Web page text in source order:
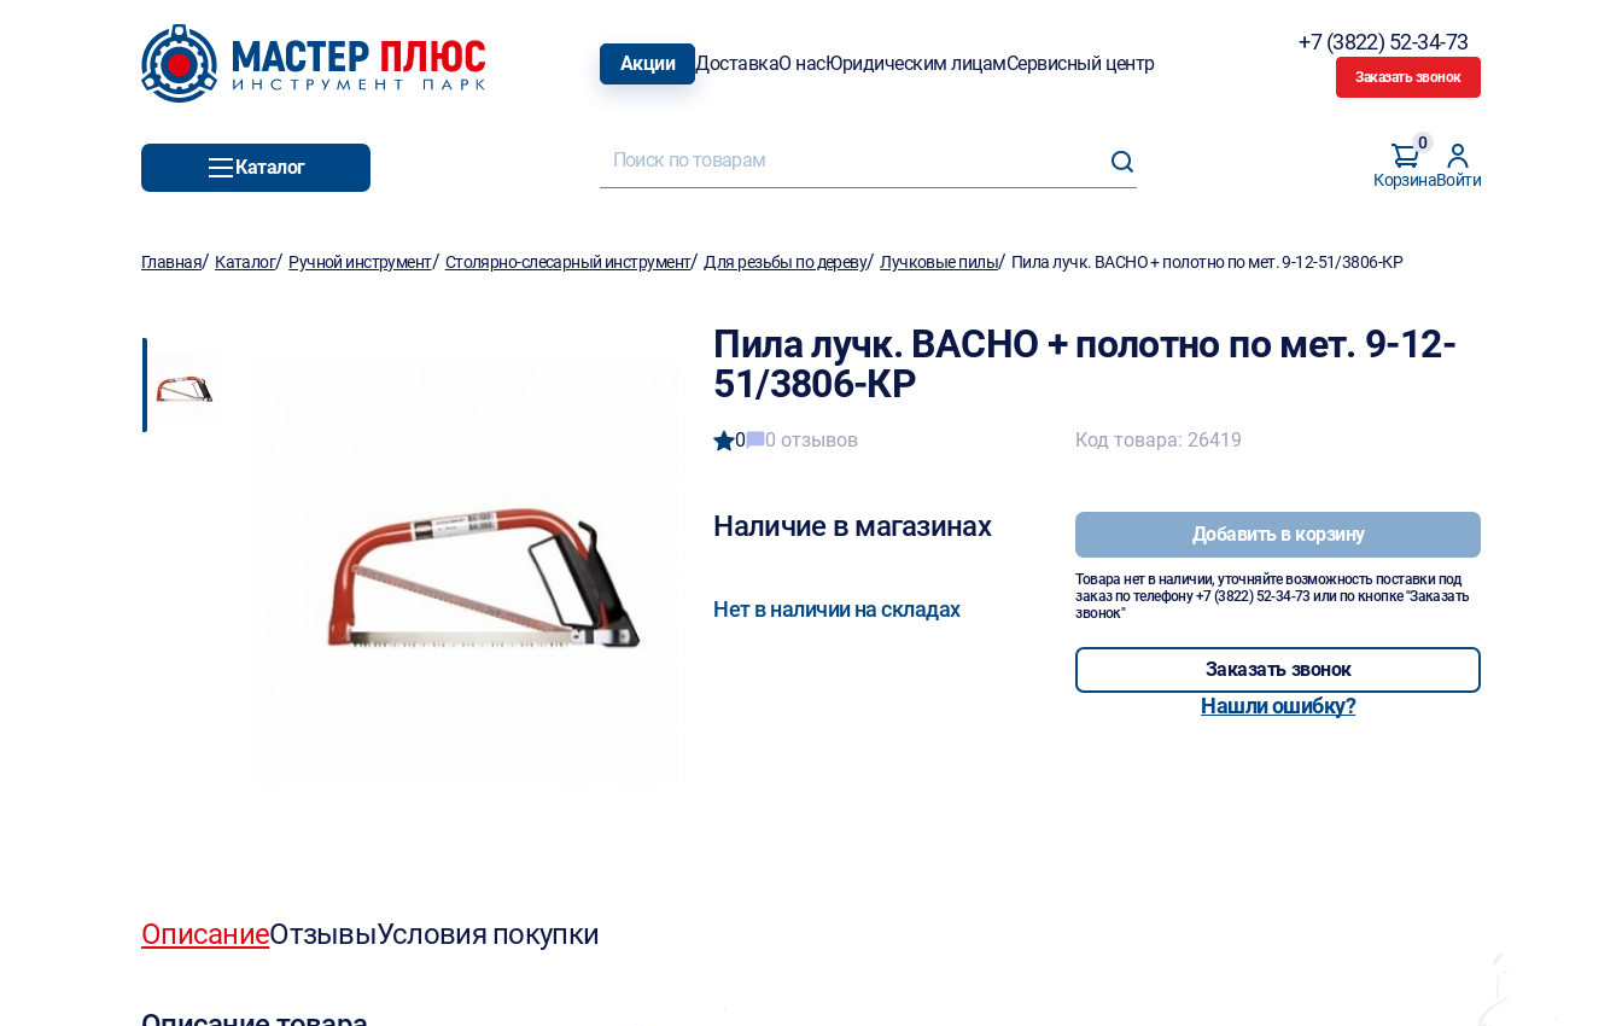
Акции ДоставкаО насЮридическим лицамСервисный центр
+7 (3822) 52-34-73
Заказать звонок
Каталог
Корзина
0
Войти
Главная/ Каталог/ Ручной инструмент/ Столярно-слесарный инструмент/Для резьбы по дереву/Лучковые пилы/ Пила лучк. BACHO + полотно по мет. 9-12-51/3806-КР
Пила лучк. BACHO + полотно по мет. 9-12-
51/3806-КР
0 0 отзывов
Наличие в магазинах
Нет в наличии на складах
Код товара: 26419
Добавить в корзину
Товара нет в наличии, уточняйте возможность поставки под
заказ по телефону+7 (3822) 52-34-73 или по кнопке "Заказать
звонок"
Заказать звонок
Нашли ошибку?
ОписаниеОтзывыУсловия покупки